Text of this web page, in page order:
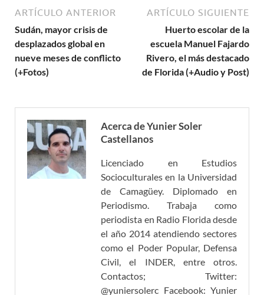
ARTÍCULO ANTERIOR
Sudán, mayor crisis de
desplazados global en
nueve meses de conflicto
(+Fotos)
ARTÍCULO SIGUIENTE
Huerto escolar de la
escuela Manuel Fajardo
Rivero, el más destacado
de Florida (+Audio y Post)
Acerca de Yunier Soler
Castellanos
Licenciado en Estudios
Socioculturales en la Universidad
de Camagüey. Diplomado en
Periodismo. Trabaja como
periodista en Radio Florida desde
el año 2014 atendiendo sectores
como el Poder Popular, Defensa
Civil, el INDER, entre otros.
Contactos; Twitter:
@yuniersolerc Facebook: Yunier